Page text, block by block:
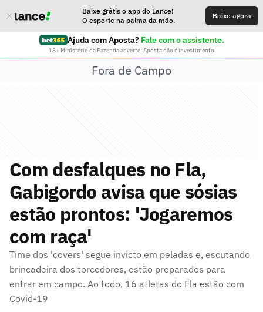
Baixe grátis o app do Lance!
O esporte na palma da mão.
Baixe agora
Ajuda com Aposta? Fale com o assistente.
18+ Ministério da Fazenda adverte: Aposta não é investimento
Fora de Campo
Com desfalques no Fla,
Gabigordo avisa que sósias
estão prontos: 'Jogaremos
com raça'
Time dos 'covers' segue invicto em peladas e, escutando
brincadeira dos torcedores, estão preparados para
entrar em campo. Ao todo, 16 atletas do Fla estão com
Covid-19